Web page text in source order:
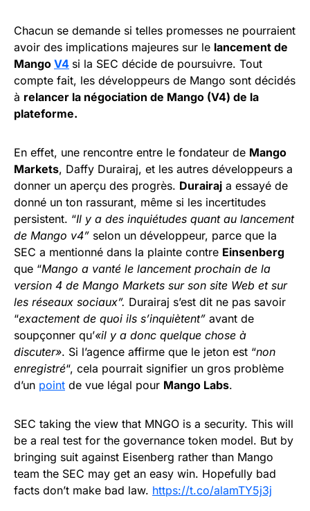
Chacun se demande si telles promesses ne pourraient
avoir des implications majeures sur le lancement de
Mango V4 si la SEC décide de poursuivre. Tout
compte fait, les développeurs de Mango sont décidés
à relancer la négociation de Mango (V4) de la
plateforme.
En effet, une rencontre entre le fondateur de Mango
Markets, Daffy Durairaj, et les autres développeurs a
donner un aperçu des progrès. Durairaj a essayé de
donné un ton rassurant, même si les incertitudes
persistent. “Il y a des inquiétudes quant au lancement
de Mango v4” selon un développeur, parce que la
SEC a mentionné dans la plainte contre Einsenberg
que “Mango a vanté le lancement prochain de la
version 4 de Mango Markets sur son site Web et sur
les réseaux sociaux”. Durairaj s’est dit ne pas savoir
“exactement de quoi ils s’inquiètent” avant de
soupçonner qu’«il y a donc quelque chose à
discuter». Si l’agence affirme que le jeton est “non
enregistré“, cela pourrait signifier un gros problème
d’un point de vue légal pour Mango Labs.
SEC taking the view that MNGO is a security. This will
be a real test for the governance token model. But by
bringing suit against Eisenberg rather than Mango
team the SEC may get an easy win. Hopefully bad
facts don’t make bad law. https://t.co/alamTY5j3j